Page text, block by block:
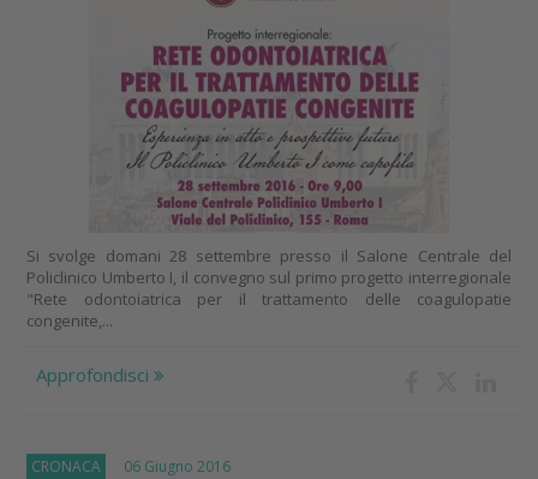
Si svolge domani 28 settembre presso il Salone Centrale del
Policlinico Umberto I, il convegno sul primo progetto interregionale
"Rete odontoiatrica per il trattamento delle coagulopatie
congenite,...
Approfondisci
CRONACA 06 Giugno 2016